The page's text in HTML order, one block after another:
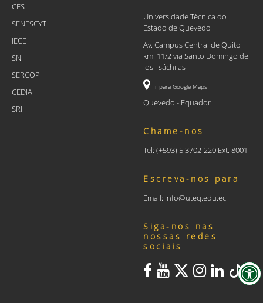
CES
SENESCYT
IECE
SNI
SERCOP
CEDIA
SRI
Universidade Técnica do
Estado de Quevedo
Av. Campus Central de Quito
km. 11/2 via Santo Domingo de
los Tsáchilas
Ir para Google Maps
Quevedo - Equador
Chame-nos
Tel: (+593) 5 3702-220 Ext. 8001
Escreva-nos para
Email: info@uteq.edu.ec
Siga-nos nas
nossas redes
sociais